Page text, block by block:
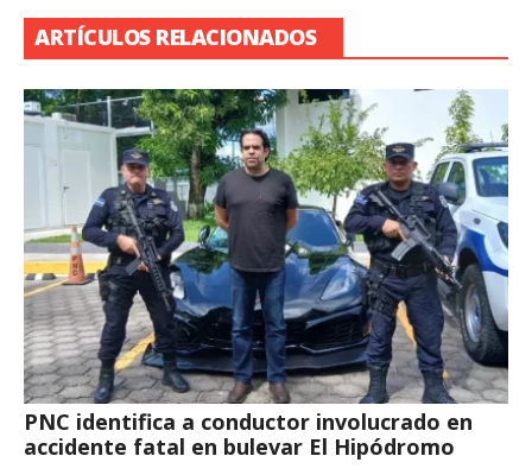
ARTÍCULOS RELACIONADOS
PNC identifica a conductor involucrado en
accidente fatal en bulevar El Hipódromo